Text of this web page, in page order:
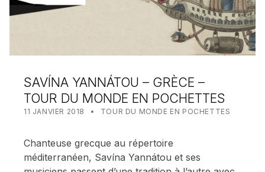
SAVÍNA YANNÁTOU – GRÈCE –
TOUR DU MONDE EN POCHETTES
11 JANVIER 2018 WRITTEN BY:
MEALIN
CATEGORIZED IN:
TOUR DU MONDE EN POCHETTES
Chanteuse grecque au répertoire
méditerranéen, Savína Yannátou et ses